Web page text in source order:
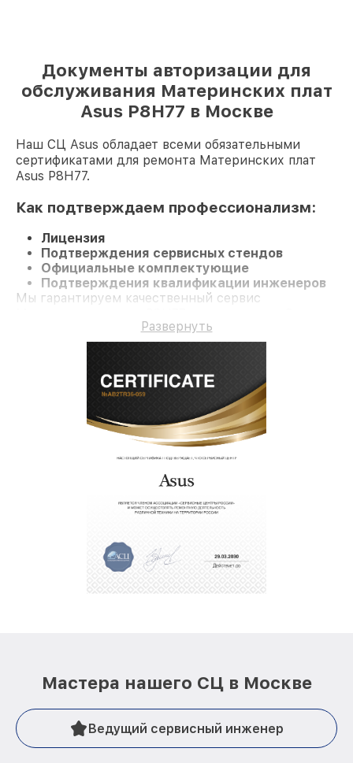
Документы авторизации для
обслуживания Материнских плат
Asus P8H77 в Москве
Наш СЦ Asus обладает всеми обязательными
сертификатами для ремонта Материнских плат
Asus P8H77.
Как подтверждаем профессионализм:
Лицензия
Подтверждения сервисных стендов
Официальные комплектующие
Подтверждения квалификации инженеров
Мы гарантируем качественный сервис
Развернуть
Мастера нашего СЦ в Москве
Ведущий сервисный инженер